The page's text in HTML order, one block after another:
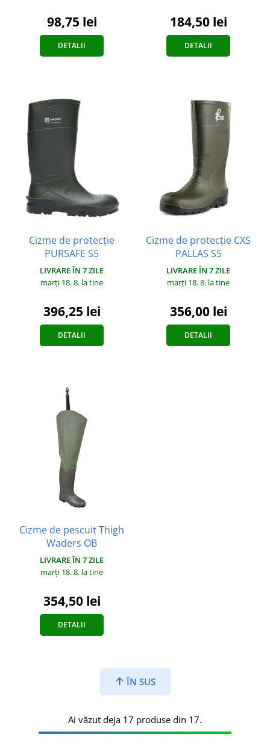
98,75 lei
DETALII
184,50 lei
DETALII
Cizme de protecție
PURSAFE S5
LIVRARE ÎN 7 ZILE
marți 18. 8. la tine
396,25 lei
DETALII
Cizme de protecție CXS
PALLAS S5
LIVRARE ÎN 7 ZILE
marți 18. 8. la tine
356,00 lei
DETALII
Cizme de pescuit Thigh
Waders OB
LIVRARE ÎN 7 ZILE
marți 18. 8. la tine
354,50 lei
DETALII
ÎN SUS
Ai văzut deja 17 produse din 17.